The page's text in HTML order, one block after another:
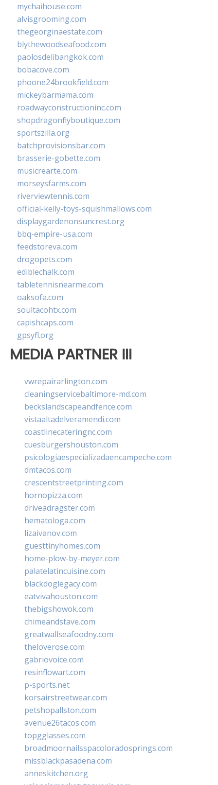
mychaihouse.com
alvisgrooming.com
thegeorginaestate.com
blythewoodseafood.com
paolosdelibangkok.com
bobacove.com
phoone24brookfield.com
mickeybarmama.com
roadwayconstructioninc.com
shopdragonflyboutique.com
sportszilla.org
batchprovisionsbar.com
brasserie-gobette.com
musicrearte.com
morseysfarms.com
riverviewtennis.com
official-kelly-toys-squishmallows.com
displaygardenonsuncrest.org
bbq-empire-usa.com
feedstoreva.com
drogopets.com
ediblechalk.com
tabletennisnearme.com
oaksofa.com
soultacohtx.com
capishcaps.com
gpsyfl.org
MEDIA PARTNER III
vwrepairarlington.com
cleaningservicebaltimore-md.com
beckslandscapeandfence.com
vistaaltadelveramendi.com
coastlinecateringnc.com
cuesburgershouston.com
psicologiaespecializadaencampeche.com
dmtacos.com
crescentstreetprinting.com
hornopizza.com
driveadragster.com
hematologa.com
lizaivanov.com
guesttinyhomes.com
home-plow-by-meyer.com
palatelatincuisine.com
blackdoglegacy.com
eatvivahouston.com
thebigshowok.com
chimeandstave.com
greatwallseafoodny.com
theloverose.com
gabriovoice.com
resinflowart.com
p-sports.net
korsairstreetwear.com
petshopallston.com
avenue26tacos.com
topgglasses.com
broadmoornailsspacoloradosprings.com
missblackpasadena.com
anneskitchen.org